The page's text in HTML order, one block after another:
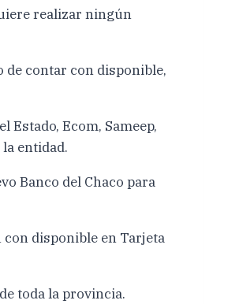
realizar ningún
de contar con disponible,
Ecom, Sameep,
entidad.
Banco del Chaco para
con disponible en Tarjeta
toda la provincia.